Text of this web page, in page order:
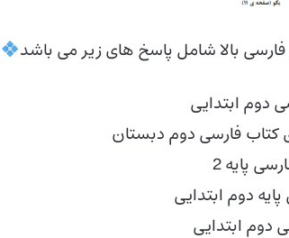
فارسی بالا شامل پاسخ های زیر می باشد
دوم ابتدایی
کتاب فارسی دوم دبستان
پایه 2
دوم ابتدایی
دوم ابتدایی